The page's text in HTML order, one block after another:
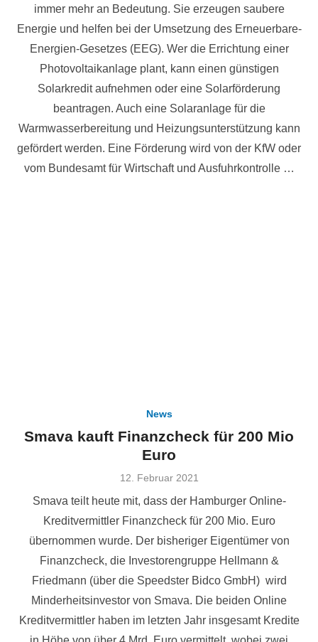
immer mehr an Bedeutung. Sie erzeugen saubere
Energie und helfen bei der Umsetzung des Erneuerbare-
Energien-Gesetzes (EEG). Wer die Errichtung einer
Photovoltaikanlage plant, kann einen günstigen
Solarkredit aufnehmen oder eine Solarförderung
beantragen. Auch eine Solaranlage für die
Warmwasserbereitung und Heizungsunterstützung kann
gefördert werden. Eine Förderung wird von der KfW oder
vom Bundesamt für Wirtschaft und Ausfuhrkontrolle …
News
Smava kauft Finanzcheck für 200 Mio
Euro
Veröffentlicht
12. Februar 2021
Smava teilt heute mit, dass der Hamburger Online-
Kreditvermittler Finanzcheck für 200 Mio. Euro
übernommen wurde. Der bisheriger Eigentümer von
Finanzcheck, die Investorengruppe Hellmann &
Friedmann (über die Speedster Bidco GmbH) wird
Minderheitsinvestor von Smava. Die beiden Online
Kreditvermittler haben im letzten Jahr insgesamt Kredite